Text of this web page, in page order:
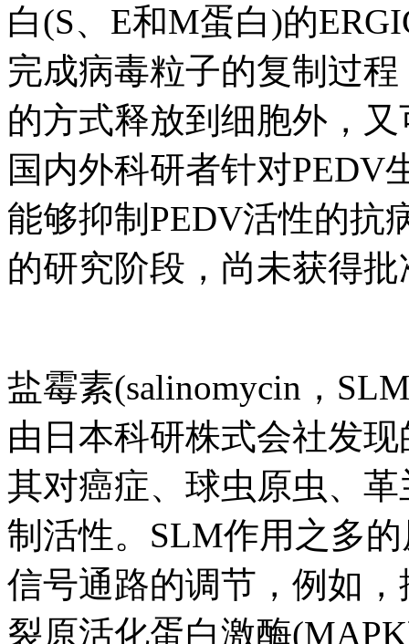
白(S、E和M蛋白)的
完成病毒粒子的复制过
的方式释放到细胞外，
国内外科研者针对PEDV
能够抑制PEDV活性的抗
的研究阶段，尚未获得批
盐霉素(salinomycin，
由日本科研株式会社发
其对癌症、球虫原虫、
制活性。SLM作用之多
信号通路的调节，例如
裂原活化蛋白激酶